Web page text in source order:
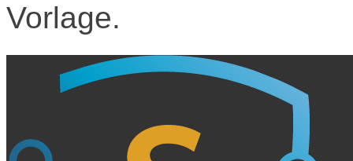
Vorlage.